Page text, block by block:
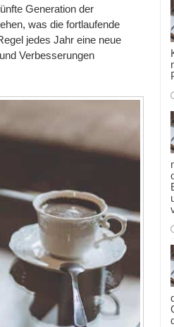
Generation der
was die fortlaufende
jedes Jahr eine neue
Verbesserungen